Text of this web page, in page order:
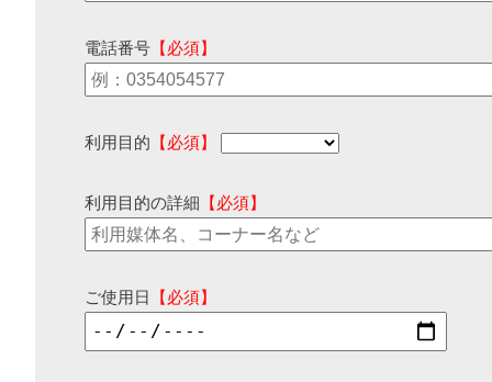
電話番号 【必須】
利用目的 【必須】
利用目的の詳細 【必須】
ご使用日 【必須】